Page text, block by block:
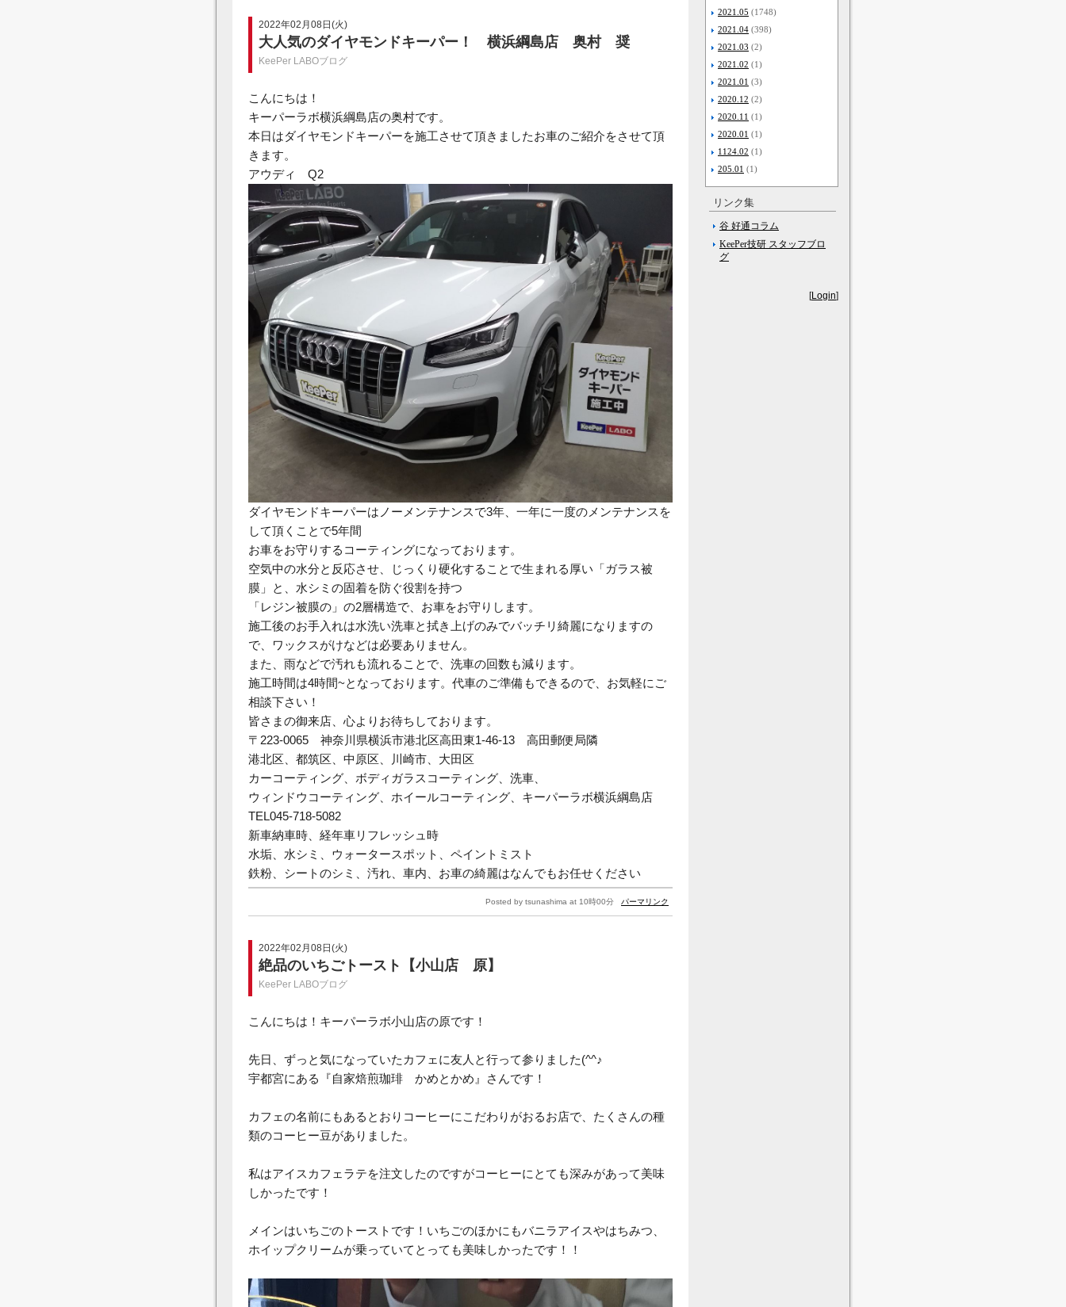
2022年02月08日(火)
大人気のダイヤモンドキーパー！ 横浜綱島店 奥村 奨
KeePer LABOブログ
こんにちは！
キーパーラボ横浜綱島店の奥村です。
本日はダイヤモンドキーパーを施工させて頂きましたお車のご紹介をさせて頂
きます。
アウディ Q2
ダイヤモンドキーパーはノーメンテナンスで3年、一年に一度のメンテナンスを
して頂くことで5年間
お車をお守りするコーティングになっております。
空気中の水分と反応させ、じっくり硬化することで生まれる厚い「ガラス被
膜」と、水シミの固着を防ぐ役割を持つ
「レジン被膜の」の2層構造で、お車をお守りします。
施工後のお手入れは水洗い洗車と拭き上げのみでバッチリ綺麗になりますの
で、ワックスがけなどは必要ありません。
また、雨などで汚れも流れることで、洗車の回数も減ります。
施工時間は4時間~となっております。代車のご準備もできるので、お気軽にご
相談下さい！
皆さまの御来店、心よりお待ちしております。
〒223-0065 神奈川県横浜市港北区高田東1-46-13 高田郵便局隣
港北区、都筑区、中原区、川崎市、大田区
カーコーティング、ボディガラスコーティング、洗車、
ウィンドウコーティング、ホイールコーティング、キーパーラボ横浜綱島店
TEL045-718-5082
新車納車時、経年車リフレッシュ時
水垢、水シミ、ウォータースポット、ペイントミスト
鉄粉、シートのシミ、汚れ、車内、お車の綺麗はなんでもお任せください
Posted by tsunashima at 10時00分 パーマリンク
2022年02月08日(火)
絶品のいちごトースト【小山店 原】
KeePer LABOブログ
こんにちは！キーパーラボ小山店の原です！
先日、ずっと気になっていたカフェに友人と行って参りました(^^♪
宇都宮にある『自家焙煎珈琲 かめとかめ』さんです！
カフェの名前にもあるとおりコーヒーにこだわりがおるお店で、たくさんの種
類のコーヒー豆がありました。
私はアイスカフェラテを注文したのですがコーヒーにとても深みがあって美味
しかったです！
メインはいちごのトーストです！いちごのほかにもバニラアイスやはちみつ、
ホイップクリームが乗っていてとっても美味しかったです！！
2021.05 (1748)
2021.04 (398)
2021.03 (2)
2021.02 (1)
2021.01 (3)
2020.12 (2)
2020.11 (1)
2020.01 (1)
1124.02 (1)
205.01 (1)
リンク集
谷 好通コラム
KeePer技研 スタッフブロ
グ
[Login]